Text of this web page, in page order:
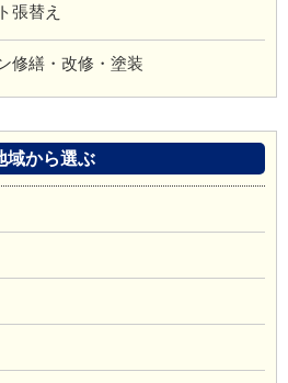
張替え
修繕・改修・塗装
域から選ぶ